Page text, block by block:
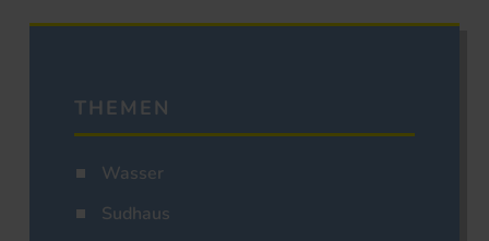
THEMEN
Wasser
Sudhaus